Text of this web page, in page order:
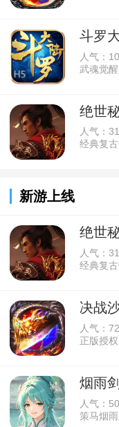
斗罗
人气：
武魂觉
绝世
人气：
经典复
新游上线
绝世
人气：
经典复
决战
人气：
正版授
烟雨
人气：
策马烟